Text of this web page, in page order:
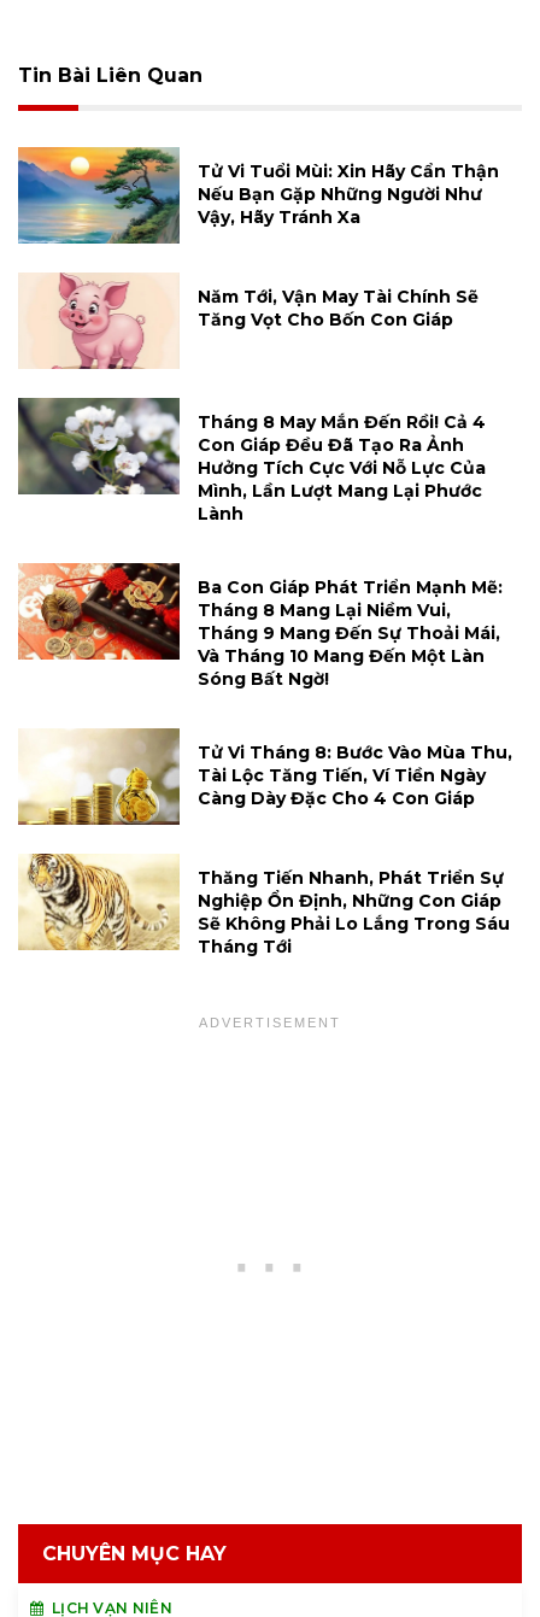
Tin Bài Liên Quan
Tử Vi Tuổi Mùi: Xin Hãy Cẩn Thận
Nếu Bạn Gặp Những Người Như
Vậy, Hãy Tránh Xa
Năm Tới, Vận May Tài Chính Sẽ
Tăng Vọt Cho Bốn Con Giáp
Tháng 8 May Mắn Đến Rồi! Cả 4
Con Giáp Đều Đã Tạo Ra Ảnh
Hưởng Tích Cực Với Nỗ Lực Của
Mình, Lần Lượt Mang Lại Phước
Lành
Ba Con Giáp Phát Triển Mạnh Mẽ:
Tháng 8 Mang Lại Niềm Vui,
Tháng 9 Mang Đến Sự Thoải Mái,
Và Tháng 10 Mang Đến Một Làn
Sóng Bất Ngờ!
Tử Vi Tháng 8: Bước Vào Mùa Thu,
Tài Lộc Tăng Tiến, Ví Tiền Ngày
Càng Dày Đặc Cho 4 Con Giáp
Thăng Tiến Nhanh, Phát Triển Sự
Nghiệp Ổn Định, Những Con Giáp
Sẽ Không Phải Lo Lắng Trong Sáu
Tháng Tới
CHUYÊN MỤC HAY
LỊCH VẠN NIÊN